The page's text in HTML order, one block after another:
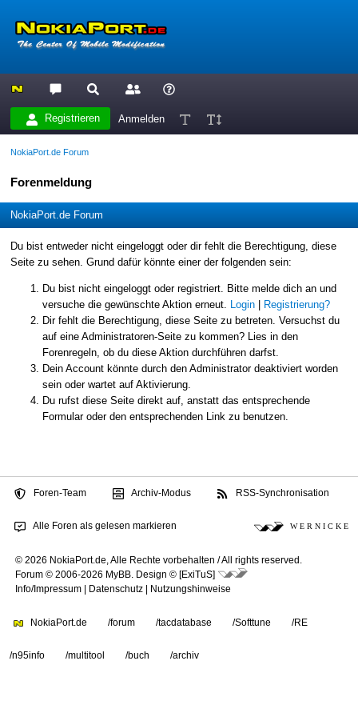
Registrieren Anmelden
NokiaPort.de Forum
Forenmeldung
NokiaPort.de Forum
Du bist entweder nicht eingeloggt oder dir fehlt die Berechtigung, diese
Seite zu sehen. Grund dafür könnte einer der folgenden sein:
Du bist nicht eingeloggt oder registriert. Bitte melde dich an und
versuche die gewünschte Aktion erneut.
Login|
Registrierung?
Dir fehlt die Berechtigung, diese Seite zu betreten. Versuchst du
auf eine Administratoren-Seite zu kommen? Lies in den
Forenregeln, ob du diese Aktion durchführen darfst.
Dein Account könnte durch den Administrator deaktiviert worden
sein oder wartet auf Aktivierung.
Du rufst diese Seite direkt auf, anstatt das entsprechende
Formular oder den entsprechenden Link zu benutzen.
Foren-Team Archiv-Modus RSS-Synchronisation
Alle Foren als gelesen markieren W E R N I C K E
© 2026 NokiaPort.de, Alle Rechte vorbehalten /All rights reserved.
Forum © 2006-2026 MyBB
Design © [ExiTuS]
Info/Impressum
Datenschutz Nutzungshinweise
NokiaPort.de /forum /tacdatabase /Softtune /RE
/n95info /multitool /buch /archiv